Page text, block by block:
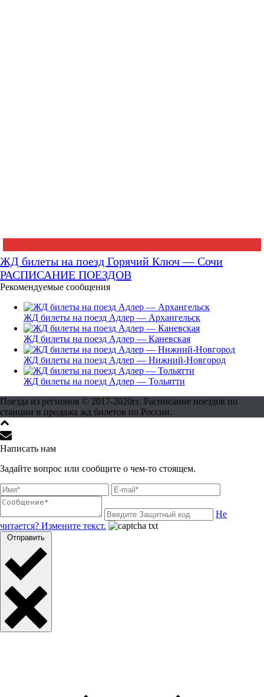
ЖД билеты на поезд Горячий Ключ — Сочи
РАСПИСАНИЕ ПОЕЗДОВ
Рекомендуемые сообщения
ЖД билеты на поезд Адлер — Архангельск
ЖД билеты на поезд Адлер — Каневская
ЖД билеты на поезд Адлер — Нижний-Новгород
ЖД билеты на поезд Адлер — Тольятти
Поезда из регионов © 2017-2020гг. Расписание поездов по
станции и продажа жд билетов по России.
Написать нам
Задайте вопрос или сообщите о чем-то стоящем.
Не
читается? Измените текст.
Отправить